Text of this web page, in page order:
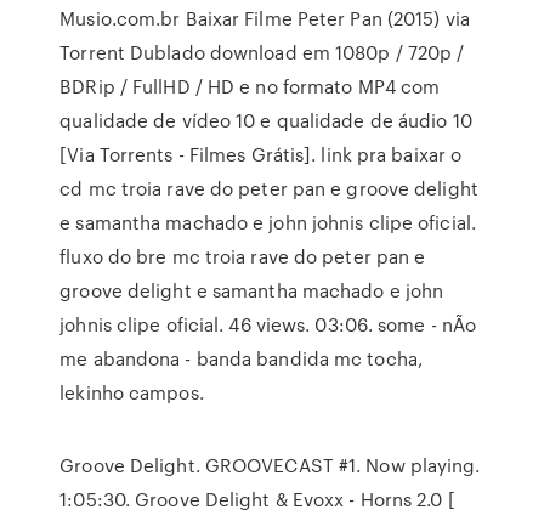
Musio.com.br Baixar Filme Peter Pan (2015) via
Torrent Dublado download em 1080p / 720p /
BDRip / FullHD / HD e no formato MP4 com
qualidade de vídeo 10 e qualidade de áudio 10
[Via Torrents - Filmes Grátis]. link pra baixar o
cd mc troia rave do peter pan e groove delight
e samantha machado e john johnis clipe oficial.
fluxo do bre mc troia rave do peter pan e
groove delight e samantha machado e john
johnis clipe oficial. 46 views. 03:06. some - nÃo
me abandona - banda bandida mc tocha,
lekinho campos.
Groove Delight. GROOVECAST #1. Now playing.
1:05:30. Groove Delight & Evoxx - Horns 2.0 [